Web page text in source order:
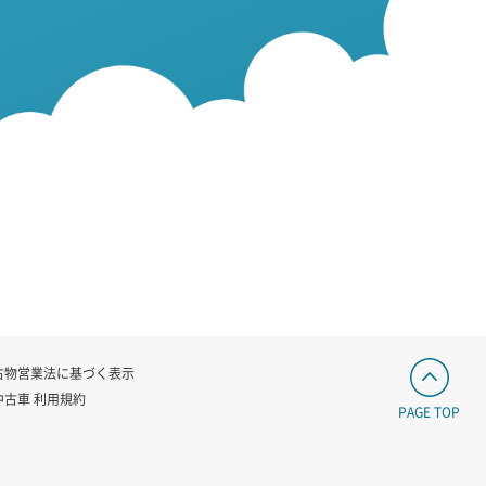
物営業法に基づく表示
古車 利用規約
PAGE TOP